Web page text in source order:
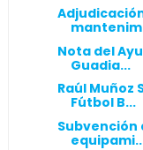
Nota del
Guadia...
Raúl Muñoz
Fútbol B...
Subvención